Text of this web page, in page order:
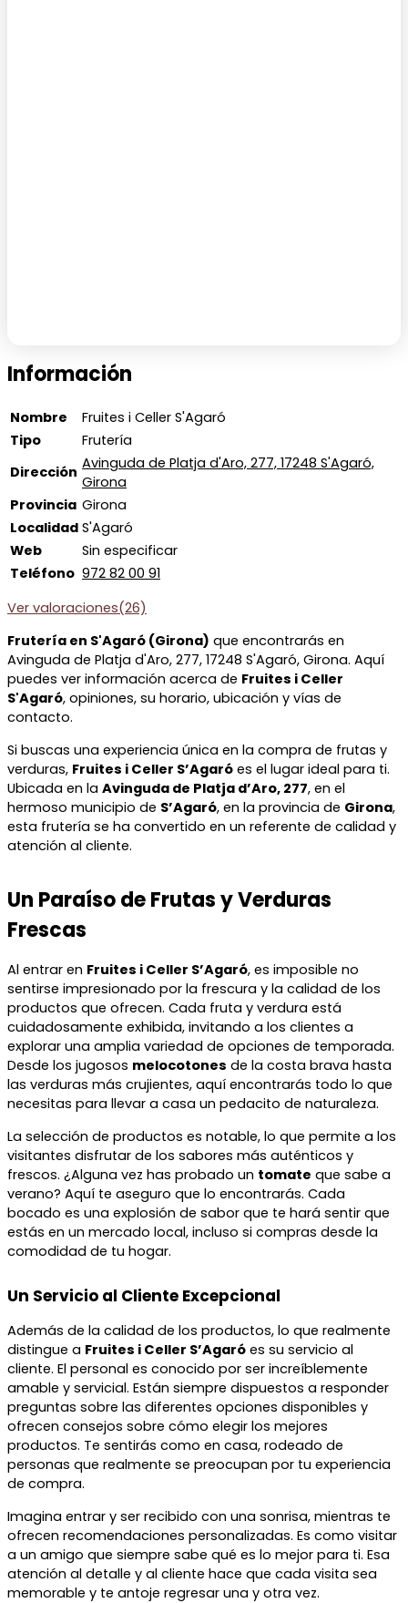
Información
Nombre
Fruites i Celler S'Agaró
Tipo
Frutería
Dirección Avinguda de Platja d'Aro, 277, 17248 S'Agaró,
Girona
Provincia Girona
Localidad S'Agaró
Web
Sin especificar
Teléfono 972 82 00 91
Ver valoraciones(26)
Frutería en S'Agaró (Girona) que encontrarás en
Avinguda de Platja d'Aro, 277, 17248 S'Agaró, Girona. Aquí
puedes ver información acerca de Fruites i Celler
S'Agaró, opiniones, su horario, ubicación y vías de
contacto.
Si buscas una experiencia única en la compra de frutas y
verduras, Fruites i Celler S’Agaró es el lugar ideal para ti.
Ubicada en la Avinguda de Platja d’Aro, 277, en el
hermoso municipio de S’Agaró, en la provincia de Girona,
esta frutería se ha convertido en un referente de calidad y
atención al cliente.
Un Paraíso de Frutas y Verduras
Frescas
Al entrar en Fruites i Celler S’Agaró, es imposible no
sentirse impresionado por la frescura y la calidad de los
productos que ofrecen. Cada fruta y verdura está
cuidadosamente exhibida, invitando a los clientes a
explorar una amplia variedad de opciones de temporada.
Desde los jugosos melocotones de la costa brava hasta
las verduras más crujientes, aquí encontrarás todo lo que
necesitas para llevar a casa un pedacito de naturaleza.
La selección de productos es notable, lo que permite a los
visitantes disfrutar de los sabores más auténticos y
frescos. ¿Alguna vez has probado un tomate que sabe a
verano? Aquí te aseguro que lo encontrarás. Cada
bocado es una explosión de sabor que te hará sentir que
estás en un mercado local, incluso si compras desde la
comodidad de tu hogar.
Un Servicio al Cliente Excepcional
Además de la calidad de los productos, lo que realmente
distingue a Fruites i Celler S’Agaró es su servicio al
cliente. El personal es conocido por ser increíblemente
amable y servicial. Están siempre dispuestos a responder
preguntas sobre las diferentes opciones disponibles y
ofrecen consejos sobre cómo elegir los mejores
productos. Te sentirás como en casa, rodeado de
personas que realmente se preocupan por tu experiencia
de compra.
Imagina entrar y ser recibido con una sonrisa, mientras te
ofrecen recomendaciones personalizadas. Es como visitar
a un amigo que siempre sabe qué es lo mejor para ti. Esa
atención al detalle y al cliente hace que cada visita sea
memorable y te antoje regresar una y otra vez.